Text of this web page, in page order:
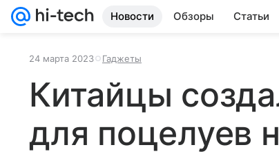
Новости Обзоры Статьи
24 марта 2023 Гаджеты
Китайцы
для поцелуев